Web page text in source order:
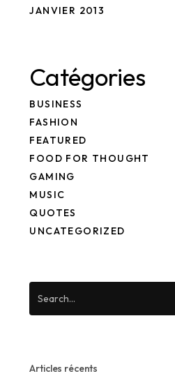
JANVIER 2013
Catégories
BUSINESS
FASHION
FEATURED
FOOD FOR THOUGHT
GAMING
MUSIC
QUOTES
UNCATEGORIZED
Articles récents